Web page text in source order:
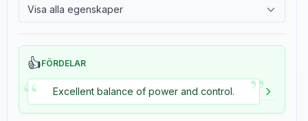
Visa alla egenskaper
👍FÖRDELAR
“ Excellent balance of power and control. ”
Sentiment
Confidence:95%